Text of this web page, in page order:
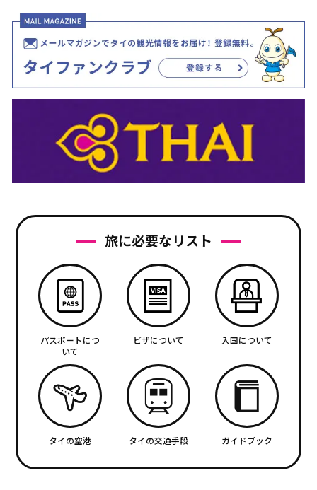
旅に必要なリスト
パスポートにつ
いて
ビザについて 入国について
タイの空港 タイの交通手段 ガイドブック